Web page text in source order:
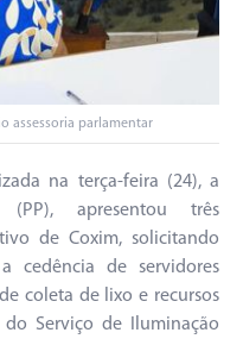
assessoria parlamentar
na terça-feira (24), a
apresentou três
de Coxim, solicitando
cedência de servidores
coleta de lixo e recursos
Serviço de Iluminação